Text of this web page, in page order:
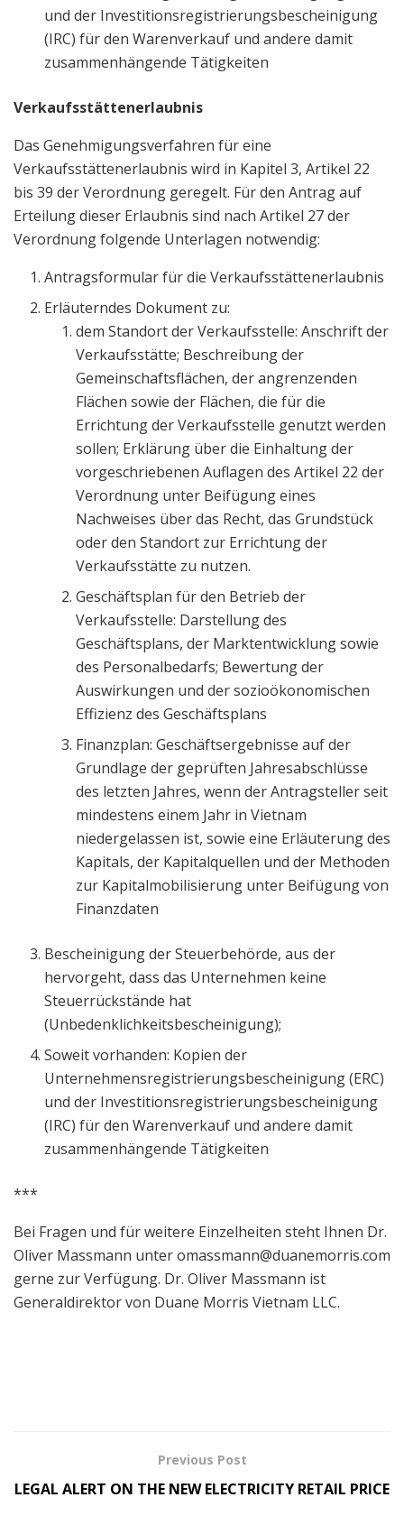
und der Investitionsregistrierungsbescheinigung
(IRC) für den Warenverkauf und andere damit
zusammenhängende Tätigkeiten
Verkaufsstättenerlaubnis
Das Genehmigungsverfahren für eine
Verkaufsstättenerlaubnis wird in Kapitel 3, Artikel 22
bis 39 der Verordnung geregelt. Für den Antrag auf
Erteilung dieser Erlaubnis sind nach Artikel 27 der
Verordnung folgende Unterlagen notwendig:
Antragsformular für die Verkaufsstättenerlaubnis
Erläuterndes Dokument zu:
dem Standort der Verkaufsstelle: Anschrift der
Verkaufsstätte; Beschreibung der
Gemeinschaftsflächen, der angrenzenden
Flächen sowie der Flächen, die für die
Errichtung der Verkaufsstelle genutzt werden
sollen; Erklärung über die Einhaltung der
vorgeschriebenen Auflagen des Artikel 22 der
Verordnung unter Beifügung eines
Nachweises über das Recht, das Grundstück
oder den Standort zur Errichtung der
Verkaufsstätte zu nutzen.
Geschäftsplan für den Betrieb der
Verkaufsstelle: Darstellung des
Geschäftsplans, der Marktentwicklung sowie
des Personalbedarfs; Bewertung der
Auswirkungen und der sozioökonomischen
Effizienz des Geschäftsplans
Finanzplan: Geschäftsergebnisse auf der
Grundlage der geprüften Jahresabschlüsse
des letzten Jahres, wenn der Antragsteller seit
mindestens einem Jahr in Vietnam
niedergelassen ist, sowie eine Erläuterung des
Kapitals, der Kapitalquellen und der Methoden
zur Kapitalmobilisierung unter Beifügung von
Finanzdaten
Bescheinigung der Steuerbehörde, aus der
hervorgeht, dass das Unternehmen keine
Steuerrückstände hat
(Unbedenklichkeitsbescheinigung);
Soweit vorhanden: Kopien der
Unternehmensregistrierungsbescheinigung (ERC)
und der Investitionsregistrierungsbescheinigung
(IRC) für den Warenverkauf und andere damit
zusammenhängende Tätigkeiten
***
Bei Fragen und für weitere Einzelheiten steht Ihnen Dr.
Oliver Massmann unteromassmann@duanemorris.com
gerne zur Verfügung. Dr. Oliver Massmann ist
Generaldirektor von Duane Morris Vietnam LLC.
Previous Post
LEGAL ALERT ON THE NEW ELECTRICITY RETAIL PRICE